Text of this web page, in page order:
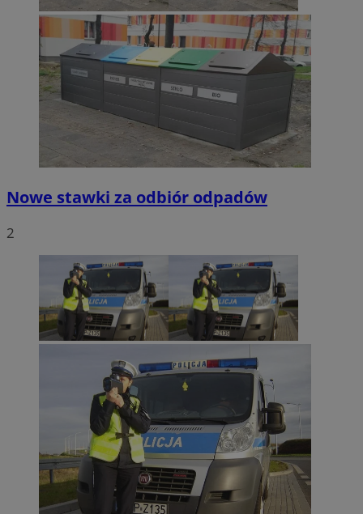
Nowe stawki za odbiór odpadów
2